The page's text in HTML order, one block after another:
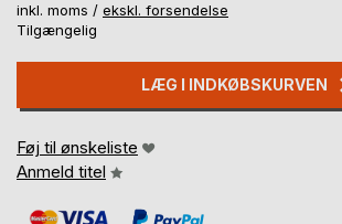
inkl. moms / ekskl. forsendelse
Tilgængelig
LÆG I INDKØBSKURVEN
Føj til ønskeliste
Anmeld titel